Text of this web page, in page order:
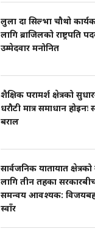
लुला दा सिल्भा चौथो
लागि ब्राजिलको राष्ट्रपति
उम्मेदवार मनोनित
शैक्षिक परामर्श क्षेत्रको
धरौटी मात्र समाधान होइनः
बराल
सार्वजनिक यातायात
लागि तीन तहका
समन्वय आवश्यक:
स्वाँर